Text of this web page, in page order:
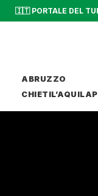
🇮🇹 PORTALE DEL
ABRUZZO
CHIETIL’AQUILA